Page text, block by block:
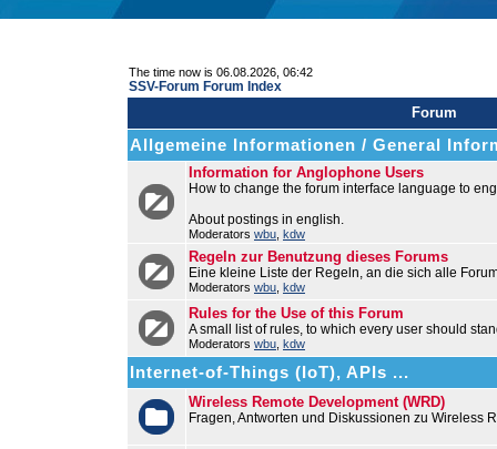
The time now is 06.08.2026, 06:42
SSV-Forum Forum Index
Forum
Allgemeine Informationen / General
Information for Anglophone Users
How to change the forum interface language to
About postings in english.
Moderators wbu kdw
Regeln zur Benutzung dieses Forums
Eine kleine Liste der Regeln, an die sich alle
Moderators wbu kdw
Rules for the Use of this Forum
A small list of rules, to which every user should
Moderators wbu kdw
Internet-of-Things (IoT), APIs ...
Wireless Remote Development (WRD)
Fragen, Antworten und Diskussionen zu Wireless